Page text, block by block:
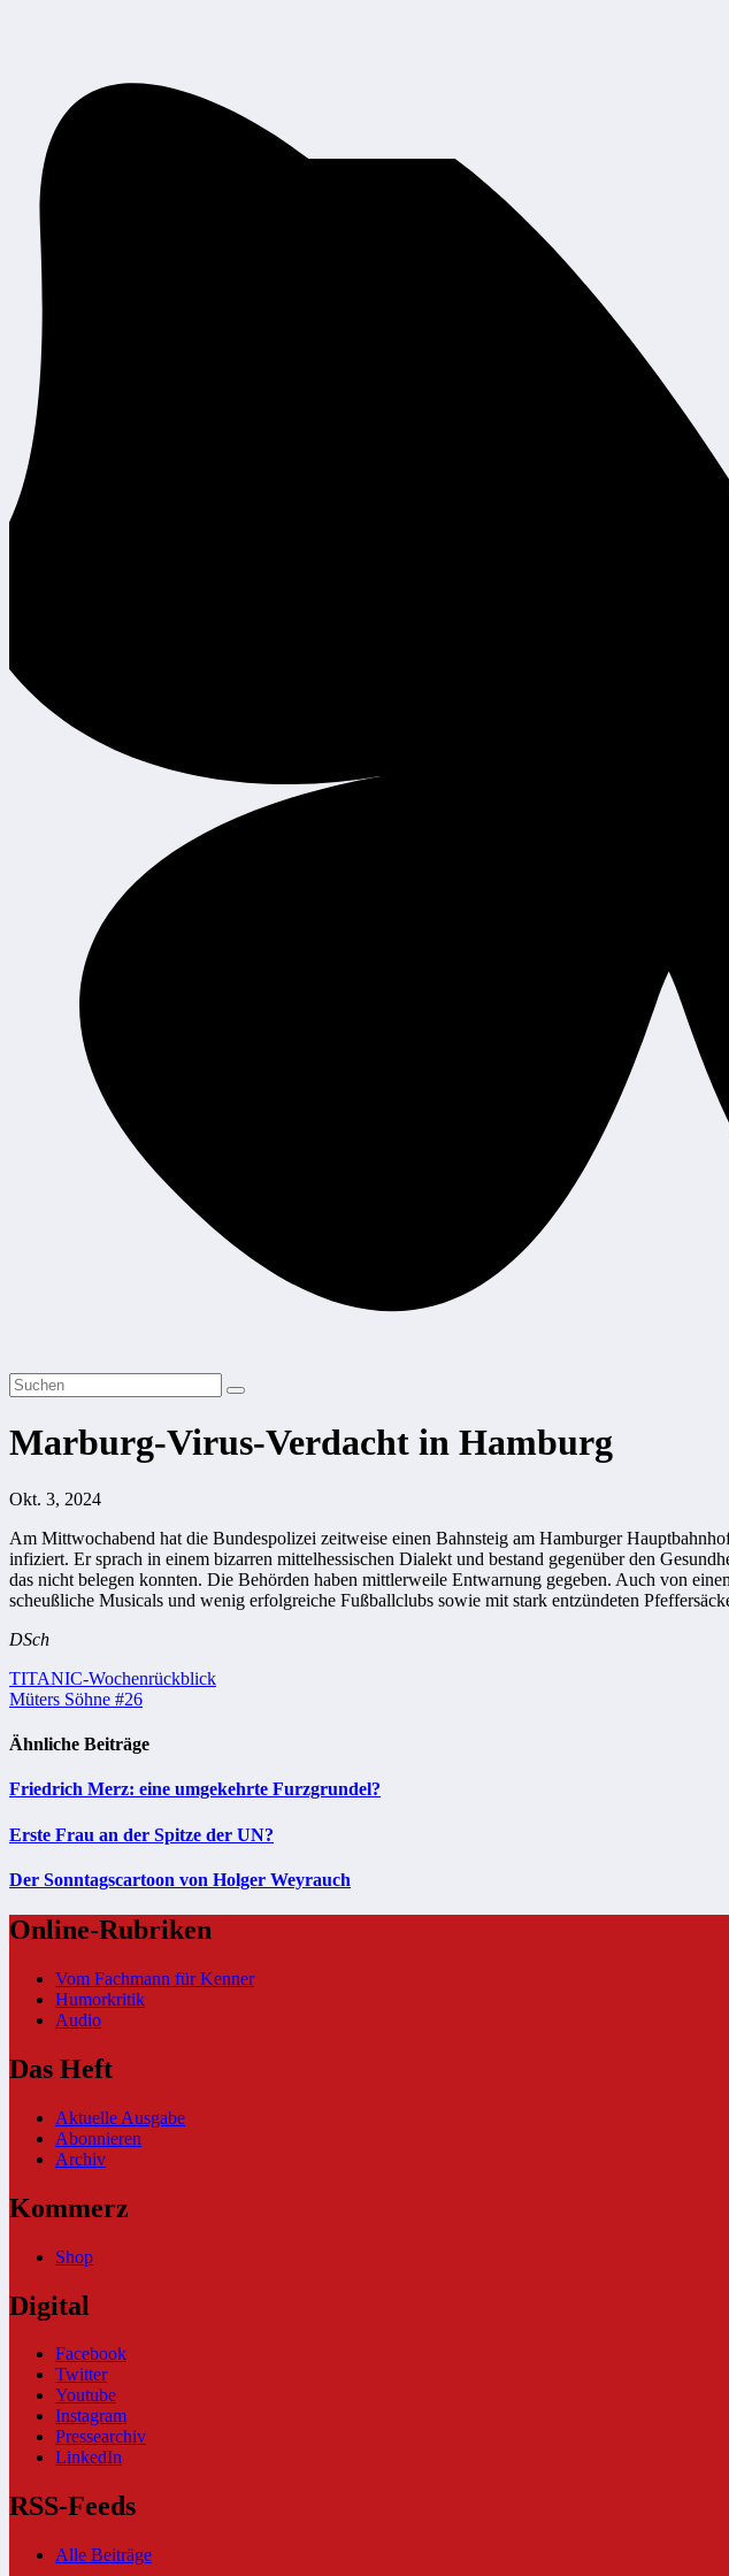
Marburg-Virus-Verdacht in Hamburg
Okt. 3, 2024
Am Mittwochabend hat die Bundespolizei zeitweise einen Bahnsteig am Hamburger
infiziert. Er sprach in einem bizarren mittelhessischen Dialekt und bestand gegenüber den
das nicht belegen konnten. Die Behörden haben mittlerweile Entwarnung gegeben. Auch von
scheußliche Musicals und wenig erfolgreiche Fußballclubs sowie mit stark entzündeten
DSch
Beitragsnavigation
TITANIC-Wochenrückblick
Müters Söhne #26
Ähnliche Beiträge
Friedrich Merz: eine umgekehrte Furzgrundel?
Erste Frau an der Spitze der UN?
Der Sonntagscartoon von Holger Weyrauch
Online-Rubriken
Vom Fachmann für Kenner
Humorkritik
Audio
Das Heft
Aktuelle Ausgabe
Abonnieren
Archiv
Kommerz
Shop
Digital
Facebook
Twitter
Youtube
Instagram
Pressearchiv
LinkedIn
RSS-Feeds
Alle Beiträge